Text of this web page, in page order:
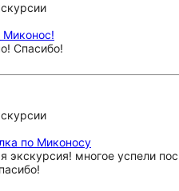
Спасибо!
по Миконосу
экскурсия! многое успели